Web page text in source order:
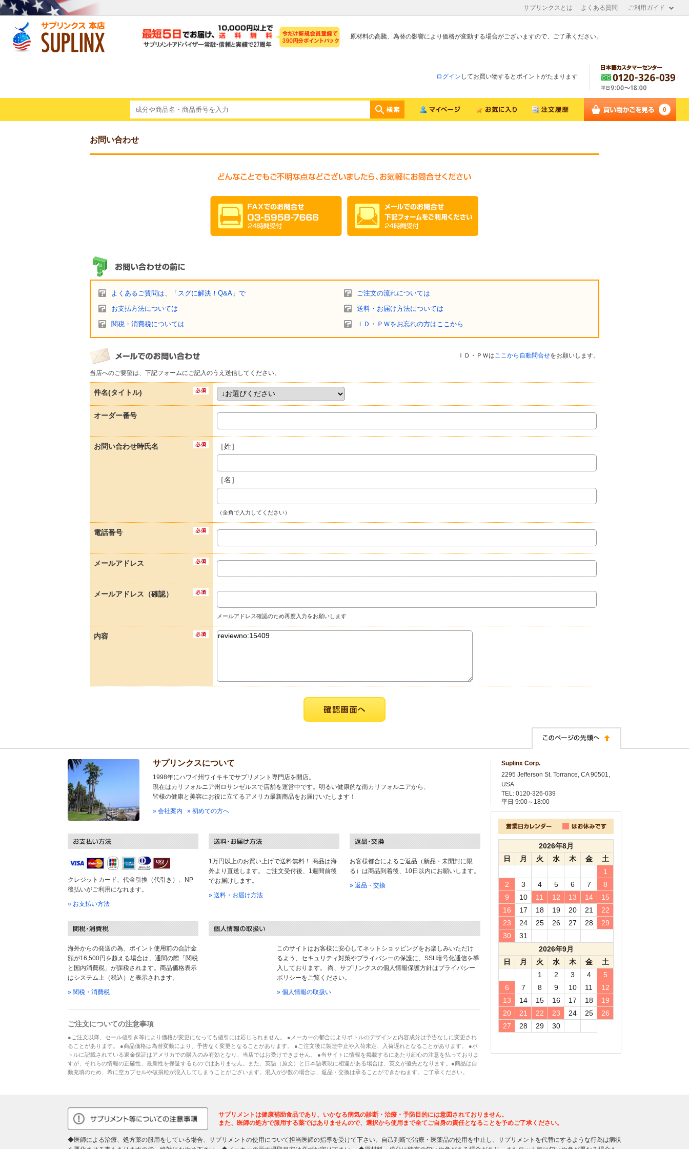
サプリンクスとは よくある質問 ご利用ガイド
原材料の高騰、為替の影響により価格が変動する場合がございますので、ご了承ください。
ログイン してお買い物するとポイントがたまります
0
お問い合わせ
よくあるご質問は、「スグに解決！Q&A」で ご注文の流れについては
お支払方法については 送料・お届け方法については
関税・消費税については ＩＤ・ＰＷをお忘れの方はここから
ＩＤ・ＰＷはここから自動問合せをお願いします。
当店へのご要望は、下記フォームにご記入のうえ送信してください。
件名(タイトル)
オーダー番号
お問い合わせ時氏名 ［姓］
［名］
（全角で入力してください）
電話番号
メールアドレス
メールアドレス（確認）
メールアドレス確認のため再度入力をお願いします
内容
サプリンクスについて
1998年にハワイ州ワイキキでサプリメント専門店を開店。
現在はカリフォルニア州ロサンゼルスで店舗を運営中です。明るい健康的な南カリフォルニアから、
皆様の健康と美容にお役に立てるアメリカ最新商品をお届けいたします！
» 会社案内
» 初めての方へ
クレジットカード、代金引換（代引き）、NP
後払いがご利用になれます。
» お支払い方法
1万円以上のお買い上げで送料無料！ 商品は海
外より直送します。 ご注文受付後、1週間前後
でお届けします。
» 送料・お届け方法
お客様都合によるご返品（新品・未開封に限
る）は商品到着後、10日以内にお願いします。
» 返品・交換
海外からの発送の為、ポイント使用前の合計金
額が16,500円を超える場合は、通関の際「関税
と国内消費税」が課税されます。商品価格表示
はシステム上（税込）と表示されます。
» 関税・消費税
このサイトはお客様に安心してネットショッピングをお楽しみいただけ
るよう、セキュリティ対策やプライバシーの保護に、SSL暗号化通信を導
入しております。 尚、サプリンクスの個人情報保護方針はプライバシー
ポリシーをご覧ください。
» 個人情報の取扱い
ご注文についての注意事項
●ご注文以降、セール値引き等により価格が変更になっても値引には応じられません。 ●メーカーの都合によりボトルのデザインと内容成分は予告なしに変更され
ることがあります。 ●商品価格は為替変動により、予告なく変更となることがあります。 ●ご注文後に製造中止や入荷未定、入荷遅れとなることがあります。 ●ボ
トルに記載されている返金保証はアメリカでの購入のみ有効となり、当店ではお受けできません。 ●当サイトに情報を掲載するにあたり細心の注意を払っておりま
すが、それらの情報の正確性、最新性を保証するものではありません。また、英語（原文）と日本語表現に相違がある場合は、英文が優先となります。●商品は自
動充填のため、希に空カプセルや破損粒が混入してしまうことがございます。混入が少数の場合は、返品・交換は承ることができかねます。ご了承ください。
Suplinx Corp.
2295 Jefferson St. Torrance, CA 90501,
USA
TEL: 0120-326-039
平日 9:00～18:00
2026年8月
日
月 火 水 木 金
土
1
2
3 4 5 6 7
8
9
10 11 12 13 14
15
16
17 18 19 20 21
22
23
24 25 26 27 28
29
30
31
2026年9月
日
月 火 水 木 金
土
1
2 3 4
5
6
7 8 9 10 11
12
13
14 15 16 17 18
19
20
21 22 23 24 25
26
27
28 29 30
サプリメントは健康補助食品であり、いかなる病気の診断・治療・予防目的には意図されておりません。
また、医師の処方で服用する薬ではありませんので、選択から使用まで全てご自身の責任となることを予めご了承ください。
◆医師による治療、処方薬の服用をしている場合、サプリメントの使用について担当医師の指導を受けて下さい。自己判断で治療・医薬品の使用を中止し、サプリメントを代替にするような行為は病状